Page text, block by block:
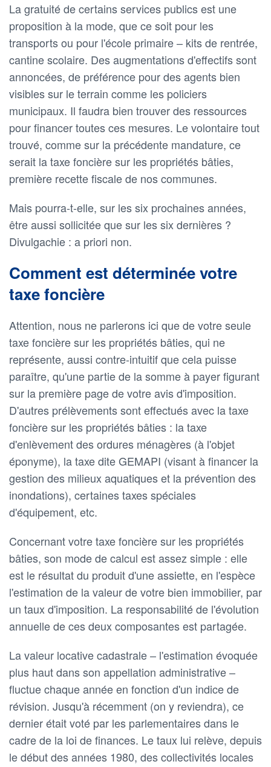
La gratuité de certains services publics est une
proposition à la mode, que ce soit pour les
transports ou pour l'école primaire – kits de rentrée,
cantine scolaire. Des augmentations d'effectifs sont
annoncées, de préférence pour des agents bien
visibles sur le terrain comme les policiers
municipaux. Il faudra bien trouver des ressources
pour financer toutes ces mesures. Le volontaire tout
trouvé, comme sur la précédente mandature, ce
serait la taxe foncière sur les propriétés bâties,
première recette fiscale de nos communes.
Mais pourra-t-elle, sur les six prochaines années,
être aussi sollicitée que sur les six dernières ?
Divulgachie : a priori non.
Comment est déterminée votre
taxe foncière
Attention, nous ne parlerons ici que de votre seule
taxe foncière sur les propriétés bâties, qui ne
représente, aussi contre-intuitif que cela puisse
paraître, qu'une partie de la somme à payer figurant
sur la première page de votre avis d'imposition.
D'autres prélèvements sont effectués avec la taxe
foncière sur les propriétés bâties : la taxe
d'enlèvement des ordures ménagères (à l'objet
éponyme), la taxe dite GEMAPI (visant à financer la
gestion des milieux aquatiques et la prévention des
inondations), certaines taxes spéciales
d'équipement, etc.
Concernant votre taxe foncière sur les propriétés
bâties, son mode de calcul est assez simple : elle
est le résultat du produit d'une assiette, en l'espèce
l'estimation de la valeur de votre bien immobilier, par
un taux d'imposition. La responsabilité de l'évolution
annuelle de ces deux composantes est partagée.
La valeur locative cadastrale – l'estimation évoquée
plus haut dans son appellation administrative –
fluctue chaque année en fonction d'un indice de
révision. Jusqu'à récemment (on y reviendra), ce
dernier était voté par les parlementaires dans le
cadre de la loi de finances. Le taux lui relève, depuis
le début des années 1980, des collectivités locales